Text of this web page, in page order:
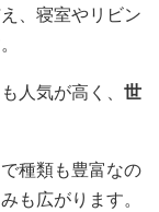
、寝室やリビン
人気が高く、 世
種類も豊富なの
も広がります。